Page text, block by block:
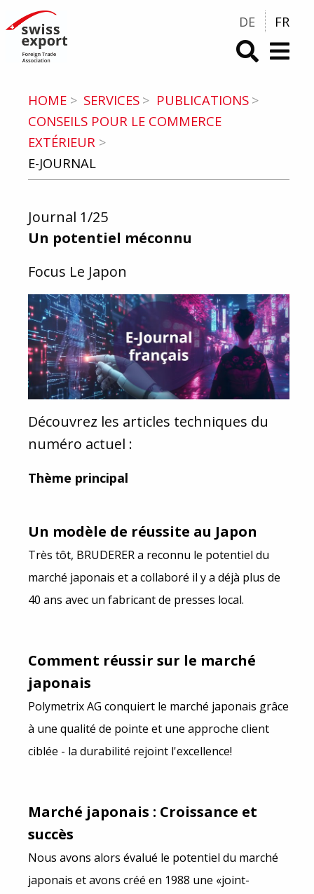
DE FR
HOME SERVICES
PUBLICATIONS
CONSEILS POUR LE COMMERCE
EXTÉRIEUR
E-JOURNAL
Journal 1/25
Un potentiel méconnu
Focus Le Japon
Découvrez les articles techniques du
numéro actuel :
Thème principal
Un modèle de réussite au Japon
Très tôt, BRUDERER a reconnu le potentiel du
marché japonais et a collaboré il y a déjà plus de
40 ans avec un fabricant de presses local.
Comment réussir sur le marché
japonais
Polymetrix AG conquiert le marché japonais grâce
à une qualité de pointe et une approche client
ciblée - la durabilité rejoint l'excellence!
Marché japonais : Croissance et
succès
Nous avons alors évalué le potentiel du marché
japonais et avons créé en 1988 une «joint-